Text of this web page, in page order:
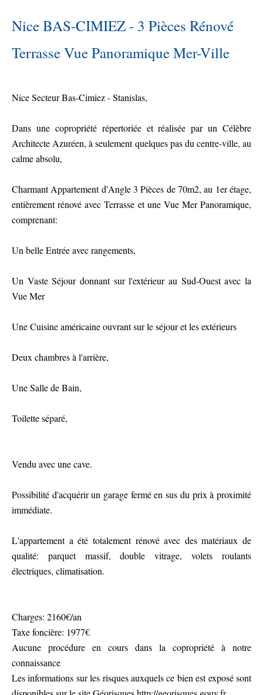
Nice BAS-CIMIEZ - 3 Pièces Rénové
Terrasse Vue Panoramique Mer-Ville
Nice Secteur Bas-Cimiez - Stanislas,
Dans une copropriété répertoriée et réalisée par un Célèbre
Architecte Azuréen, à seulement quelques pas du centre-ville, au
calme absolu,
Charmant Appartement d'Angle 3 Pièces de 70m2, au 1er étage,
entièrement rénové avec Terrasse et une Vue Mer Panoramique,
comprenant:
Un belle Entrée avec rangements,
Un Vaste Séjour donnant sur l'extérieur au Sud-Ouest avec la
Vue Mer
Une Cuisine américaine ouvrant sur le séjour et les extérieurs
Deux chambres à l'arrière,
Une Salle de Bain,
Toilette séparé,
Vendu avec une cave.
Possibilité d'acquérir un garage fermé en sus du prix à proximité
immédiate.
L'appartement a été totalement rénové avec des matériaux de
qualité: parquet massif, double vitrage, volets roulants
électriques, climatisation.
Charges: 2160€/an
Taxe foncière: 1977€
Aucune procédure en cours dans la copropriété à notre
connaissance
Les informations sur les risques auxquels ce bien est exposé sont